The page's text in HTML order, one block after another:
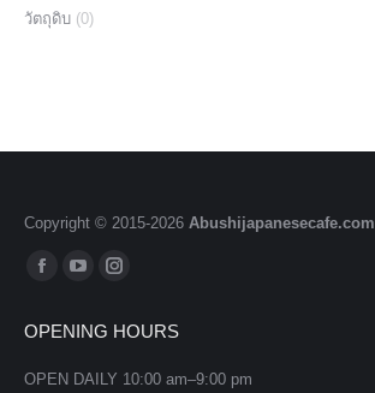
วัตถุดิบ (0)
Copyright © 2015-2026 Abushijapanesecafe.com
Find us on:
Facebook
opens
in
YouTube
opens
in
Instagram
opens
in
OPENING HOURS
OPEN DAILY 10:00 am–9:00 pm